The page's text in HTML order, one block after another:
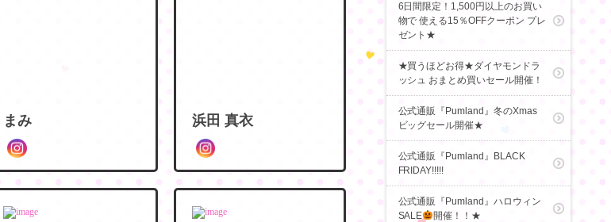
まみ 浜田 真衣
6日間限定！1,500円以上のお買い
物で 使える15％OFFクーポン プレ
ゼント★
★買うほどお得★ダイヤモンドラ
ッシュ おまとめ買いセール開催！
公式通販『Pumland』冬のXmas
ビッグセール開催★
公式通販『Pumland』BLACK
FRIDAY!!!!!
公式通販『Pumland』ハロウィン
SALE
開催！！★